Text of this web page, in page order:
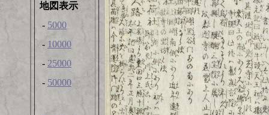
地図表示
- 5000
- 10000
- 25000
- 50000